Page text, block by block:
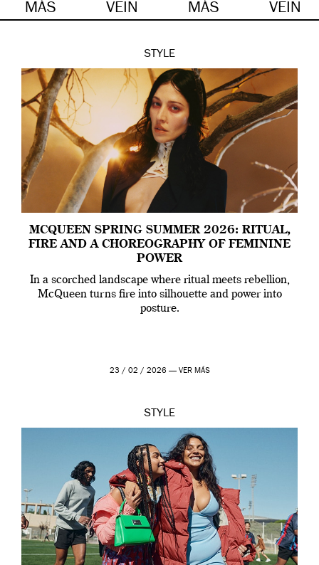
MÁS VEIN MÁS VEIN
STYLE
MCQUEEN SPRING SUMMER 2026: RITUAL,
FIRE AND A CHOREOGRAPHY OF FEMININE
POWER
In a scorched landscape where ritual meets rebellion,
McQueen turns fire into silhouette and power into
posture.
23 / 02 / 2026 — VER MÁS
STYLE